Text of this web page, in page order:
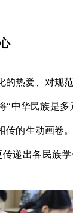
热爱、对规
中华民族是
的生动画卷
递出各民族